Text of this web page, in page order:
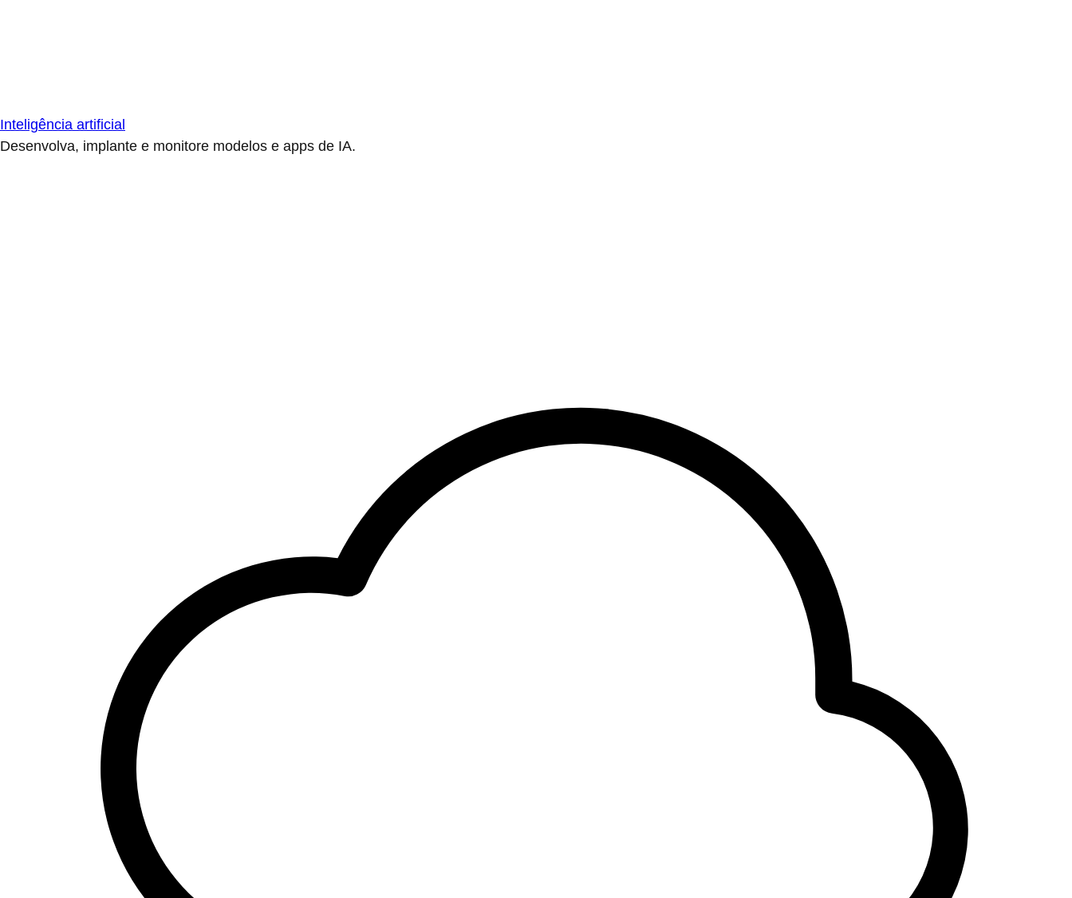
Inteligência artificial
Desenvolva, implante e monitore modelos e apps de IA.